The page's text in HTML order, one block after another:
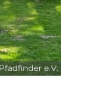
e.V.